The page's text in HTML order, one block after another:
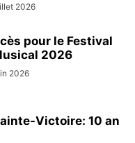
2026
pour le Festival
2026
2026
Victoire: 10 an